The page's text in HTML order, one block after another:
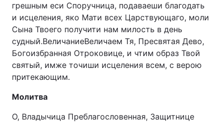
грешным еси Споручница, подаваеши благодать
и исцеления, яко Мати всех Царствующаго, моли
Сына Твоего получити нам милость в день
судный.ВеличаниеВеличаем Тя, Пресвятая Дево,
Богоизбранная Отроковице, и чтим образ Твой
святый, имже точиши исцеления всем, с верою
притекающим.
Молитвa
О, Владычица Преблагословенная, Защитнице